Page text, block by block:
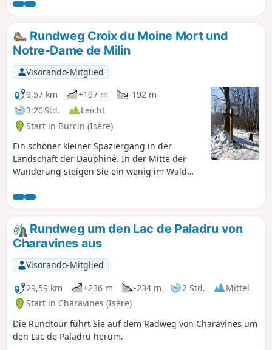
Rundweg Croix du Moine Mort und
Notre-Dame de Milin
Visorando-Mitglied
9,57 km
+197 m
-192 m
3:20 Std.
Leicht
Start in Burcin (Isère)
Ein schöner kleiner Spaziergang in der
Landschaft der Dauphiné. In der Mitte der
Wanderung steigen Sie ein wenig im Wald
wieder hinunter zur charmanten Kapelle
Notre-Dame de Milin zu gelangen.
Rundweg um den Lac de Paladru von
Charavines aus
Visorando-Mitglied
29,59 km
+236 m -234 m 2 Std.
Mittel
Start in Charavines (Isère)
Die Rundtour führt Sie auf dem Radweg von Charavines um
den Lac de Paladru herum.